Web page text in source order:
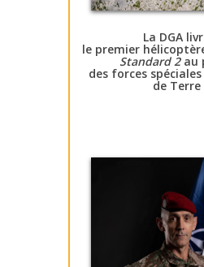
La DGA
le premier
Standard 2au
des forces spéciales
de Terre